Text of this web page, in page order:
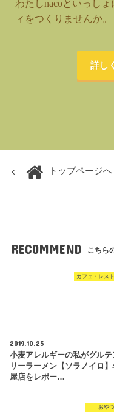
わたしnacoといっし
ィをつくりませんか。
詳し
トップページへ
RECOMMEND こちら
カフェ・レス
2019.10.25
小麦アレルギーの私がグルテ
リーラーメン【ソラノイロ】
屋店をレポー…
おやつ